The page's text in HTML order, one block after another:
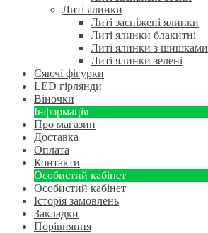
Литі ялинки
Литі засніжені ялинки
Литі ялинки блакитні
Литі ялинки з шишками
Литі ялинки зелені
Сяючі фігурки
LED гірлянди
Віночки
Інформація
Про магазин
Доставка
Оплата
Контакти
Особистий кабінет
Особистий кабінет
Історія замовлень
Закладки
Порівняння